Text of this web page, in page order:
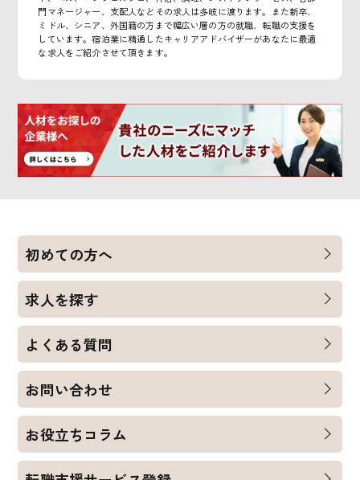
門マネージャー、支配人などその求人は多岐に渡ります。また新卒、
ミドル、シニア、外国籍の方まで幅広い層の方の就職、転職の支援を
しています。宿泊業に精通したキャリアアドバイザーがあなたに最適
な求人をご紹介させて頂きます。
初めての方へ
求人を探す
よくある質問
お問い合わせ
お役立ちコラム